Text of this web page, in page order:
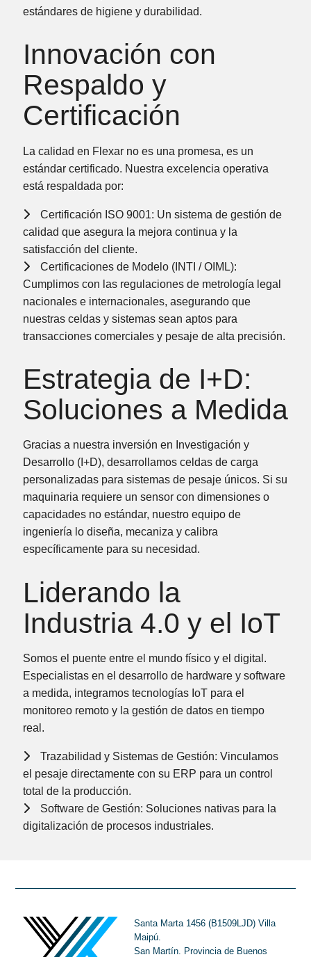
estándares de higiene y durabilidad.
Innovación con
Respaldo y
Certificación
La calidad en Flexar no es una promesa, es un
estándar certificado. Nuestra excelencia operativa
está respaldada por:
Certificación ISO 9001: Un sistema de gestión de
calidad que asegura la mejora continua y la
satisfacción del cliente.
Certificaciones de Modelo (INTI / OIML):
Cumplimos con las regulaciones de metrología legal
nacionales e internacionales, asegurando que
nuestras celdas y sistemas sean aptos para
transacciones comerciales y pesaje de alta precisión.
Estrategia de I+D:
Soluciones a Medida
Gracias a nuestra inversión en Investigación y
Desarrollo (I+D), desarrollamos celdas de carga
personalizadas para sistemas de pesaje únicos. Si su
maquinaria requiere un sensor con dimensiones o
capacidades no estándar, nuestro equipo de
ingeniería lo diseña, mecaniza y calibra
específicamente para su necesidad.
Liderando la
Industria 4.0 y el IoT
Somos el puente entre el mundo físico y el digital.
Especialistas en el desarrollo de hardware y software
a medida, integramos tecnologías IoTpara el
monitoreo remoto y la gestión de datos en tiempo
real.
Trazabilidad y Sistemas de Gestión: Vinculamos
el pesaje directamente con su ERP para un control
total de la producción.
Software de Gestión: Soluciones nativas para la
digitalización de procesos industriales.
Santa Marta 1456 (B1509LJD) Villa
Maipú.
San Martín. Provincia de Buenos